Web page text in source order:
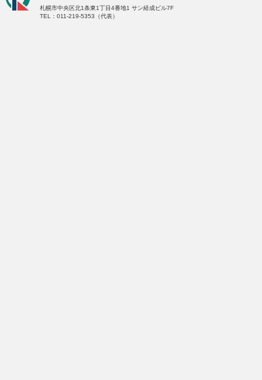
札幌市中央区北1条東1丁目4番地1 サン経成ビル7F
TEL：011-219-5353（代表）